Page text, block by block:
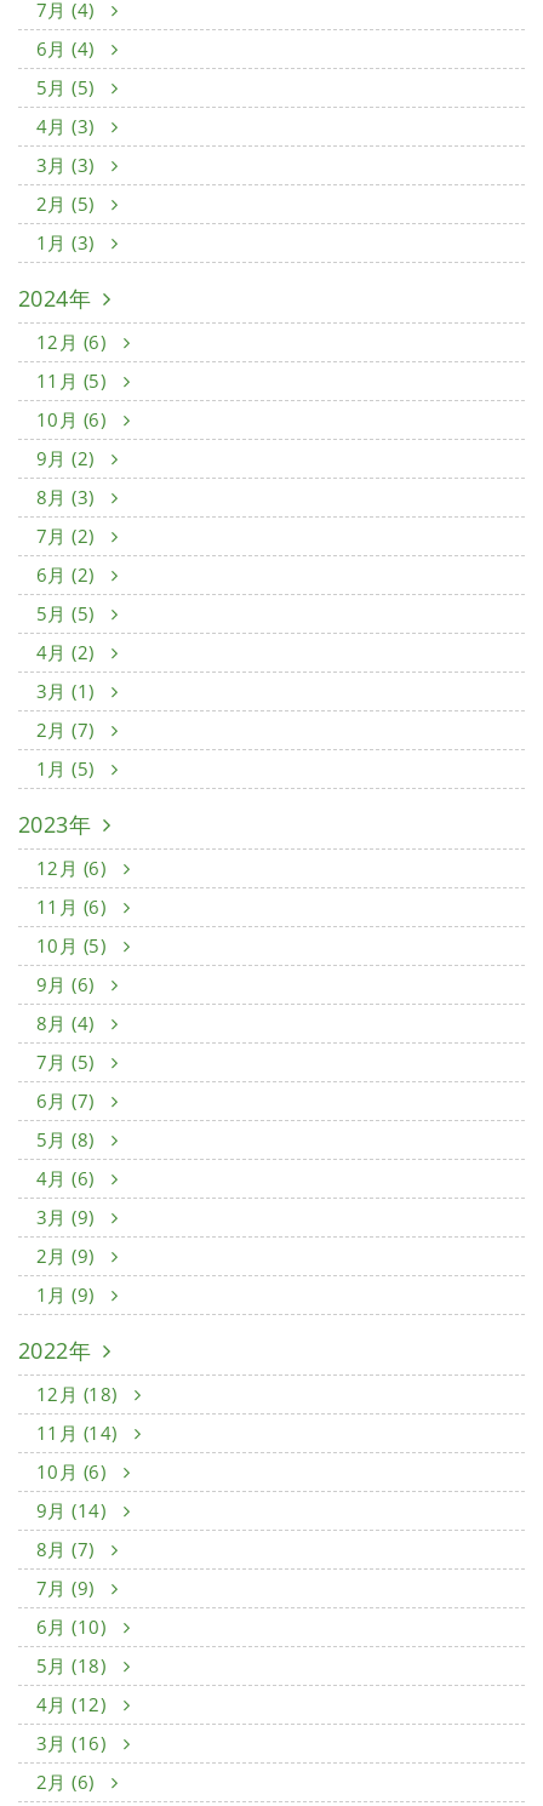
7月 (4)
6月 (4)
5月 (5)
4月 (3)
3月 (3)
2月 (5)
1月 (3)
2024年
12月 (6)
11月 (5)
10月 (6)
9月 (2)
8月 (3)
7月 (2)
6月 (2)
5月 (5)
4月 (2)
3月 (1)
2月 (7)
1月 (5)
2023年
12月 (6)
11月 (6)
10月 (5)
9月 (6)
8月 (4)
7月 (5)
6月 (7)
5月 (8)
4月 (6)
3月 (9)
2月 (9)
1月 (9)
2022年
12月 (18)
11月 (14)
10月 (6)
9月 (14)
8月 (7)
7月 (9)
6月 (10)
5月 (18)
4月 (12)
3月 (16)
2月 (6)